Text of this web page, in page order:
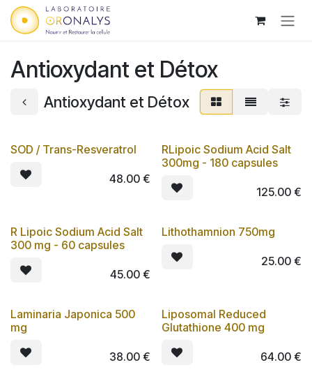
Skip to Content
Antioxydant et Détox
Antioxydant et Détox
Lot de 3
SOD / Trans-Resveratrol
48.00€ Lot de 3
RLipoic Sodium Acid Salt
300mg - 180 capsules
125.00€
R Lipoic Sodium Acid Salt
300 mg - 60 capsules
45.00€
Lot de 3
Lithothamnion 750mg
25.00€
Lot de 3
Laminaria Japonica 500
mg
38.00€
Liposomal Reduced
Glutathione 400 mg
64.00€